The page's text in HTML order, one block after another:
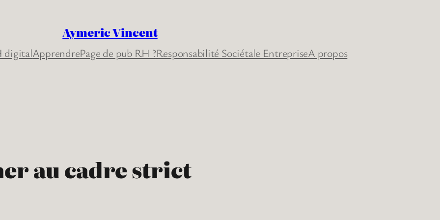
Aymeric Vincent
digitalApprendrePage de pub RH ?Responsabilité Sociétale EntrepriseA propos
au cadre strict